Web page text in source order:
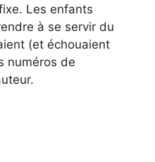
Les enfants
à se servir du
(et échouaient
numéros de